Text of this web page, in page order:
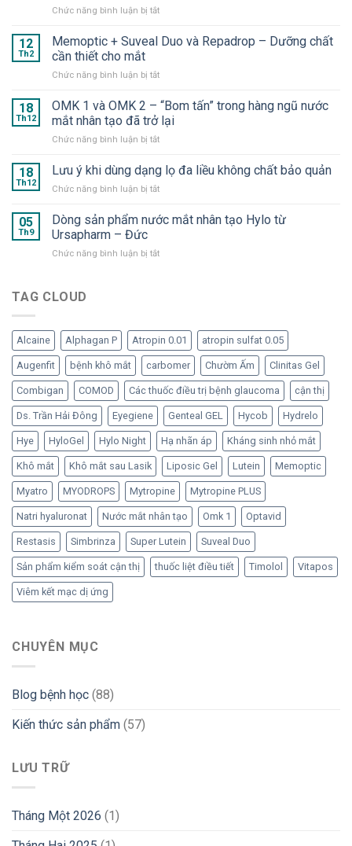
Chức năng bình luận bị tắtở
phẩm
của
2025
–
Hyaluron
Eye
–
tạo
tép
12
Th2
Memoptic + Suveal Duo và Repadrop – Dưỡng chất
cần thiết cho mắt
Chức năng bình luận bị tắtở
+
Suveal
Duo
và
–
chất
thiết
18
Th12
OMK 1 và OMK 2 – “Bom tấn” trong hàng ngũ nước
mắt nhân tạo đã trở lại
Chức năng bình luận bị tắtở
1
và
OMK
–
trong
tạo
đã
trở
lại
18
Th12
Lưu ý khi dùng dạng lọ đa liều không chất bảo quản
Chức năng bình luận bị tắtở
ý
khi
dạng
bảo
quản
05
Th9
Dòng sản phẩm nước mắt nhân tạo Hylo từ
Ursapharm – Đức
Chức năng bình luận bị tắtở
nhân
tạo
Hylo
từ
Ursapharm
–
Đức
TAG CLOUD
Alcaine Alphagan P Atropin 0.01 atropin sulfat 0.05
Augenfit bệnh khô mắt carbomer Chườm Ấm Clinitas Gel
Combigan COMOD Các thuốc điều trị bệnh glaucoma cận thị
Ds. Trần Hải Đông Eyegiene Genteal GEL Hycob Hydrelo
Hye HyloGel Hylo Night Hạ nhãn áp Kháng sinh nhỏ mắt
Khô mắt Khô mắt sau Lasik Liposic Gel Lutein Memoptic
Myatro MYODROPS Mytropine Mytropine PLUS
Natri hyaluronat Nước mắt nhân tạo Omk 1 Optavid
Restasis Simbrinza Super Lutein Suveal Duo
Sản phẩm kiểm soát cận thị thuốc liệt điều tiết Timolol Vitapos
Viêm kết mạc dị ứng
CHUYÊN MỤC
Blog bệnh học (88)
Kiến thức sản phẩm (57)
LƯU TRỮ
Tháng Một 2026 (1)